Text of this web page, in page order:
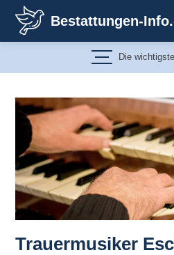
Inhalt
springen
Bestattungen-
Die
Trauermusiker